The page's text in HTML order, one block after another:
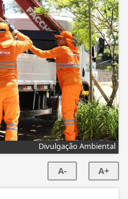
Divulgação Ambiental
A- A+